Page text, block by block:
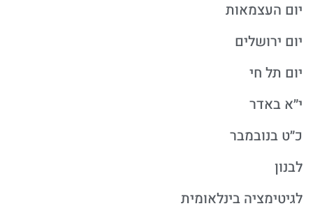
יום העצמאות
יום ירושלים
יום תל חי
י״א באדר
כ״ט בנובמבר
לבנון
לגיטימציה בינלאומית